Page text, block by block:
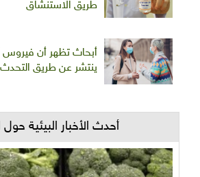
طريق الاستنشاق
أبحاث تظهر أن فيروس
ينتشر عن طريق
أحدث الأخبار البيئية حول